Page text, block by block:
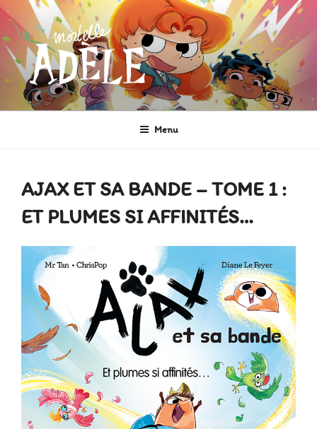
Aller
au
contenu
principal
MORTELLE ADÈLE
Héroïne de Bande dessinée
Menu
AJAX ET SA BANDE – TOME 1 :
ET PLUMES SI AFFINITÉS…